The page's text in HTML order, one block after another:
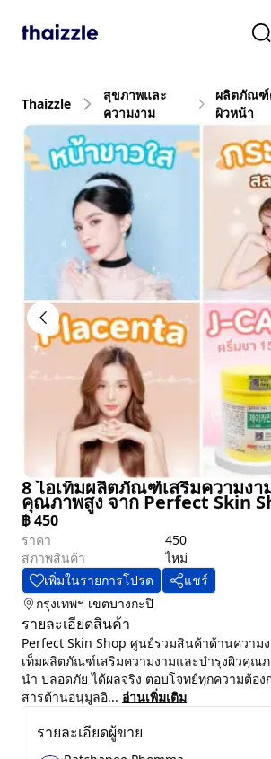
Thaizzle
สุขภาพและ
ความงาม
ผลิตภัณฑ์
ผิวหน้า
8 ไอเท็มผลิตภัณฑ์เสริมความงา
คุณภาพสูง จาก Perfect Skin
฿450
ราคา
450
สภาพสินค้า
ไหม่
เพิ่มในรายการโปรด
แชร์
กรุงเทพฯ เขตบางกะปิ
รายละเอียดสินค้า
Perfect Skin Shop ศูนย์รวมสินค้าด้านความ
เท็มผลิตภัณฑ์เสริมความงามและบำรุงผิวคุณ
นำ ปลอดภัย ได้ผลจริง ตอบโจทย์ทุกความต้อง
สารต้านอนุมูลอิ... อ่านเพิ่มเติม
รายละเอียดผู้ขาย